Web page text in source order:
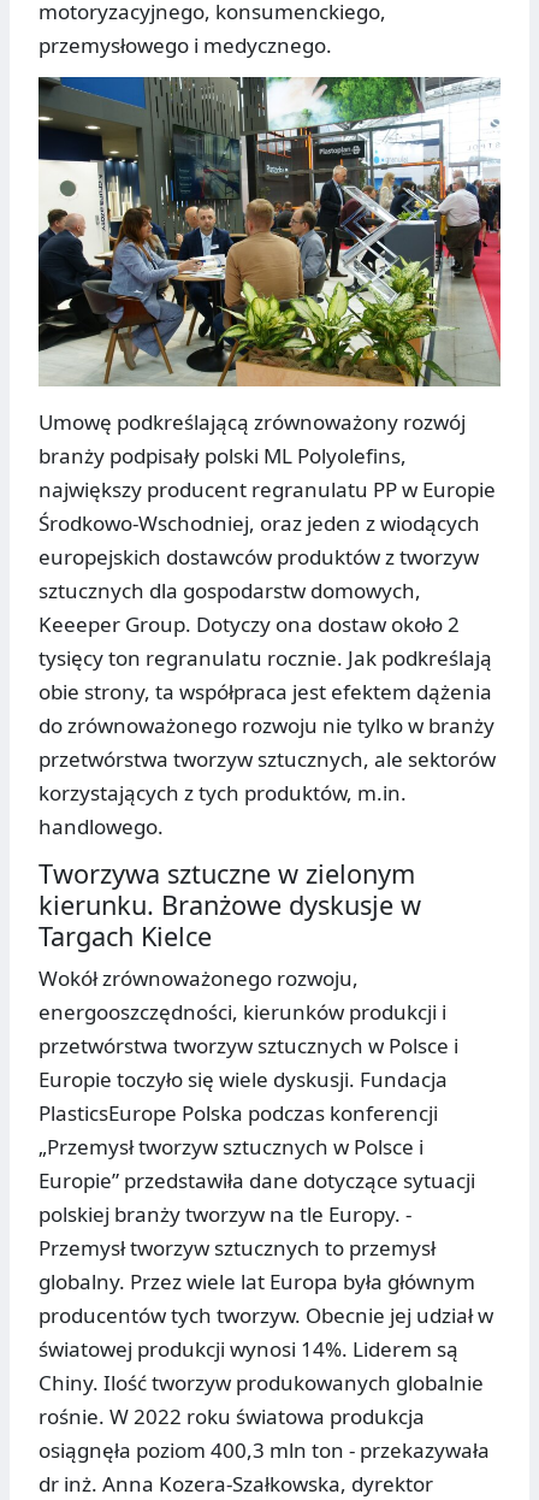
motoryzacyjnego, konsumenckiego,
przemysłowego i medycznego.
Umowę podkreślającą zrównoważony rozwój
branży podpisały polski ML Polyolefins,
największy producent regranulatu PP w Europie
Środkowo-Wschodniej, oraz jeden z wiodących
europejskich dostawców produktów z tworzyw
sztucznych dla gospodarstw domowych,
Keeeper Group. Dotyczy ona dostaw około 2
tysięcy ton regranulatu rocznie. Jak podkreślają
obie strony, ta współpraca jest efektem dążenia
do zrównoważonego rozwoju nie tylko w branży
przetwórstwa tworzyw sztucznych, ale sektorów
korzystających z tych produktów, m.in.
handlowego.
Tworzywa sztuczne w zielonym
kierunku. Branżowe dyskusje w
Targach Kielce
Wokół zrównoważonego rozwoju,
energooszczędności, kierunków produkcji i
przetwórstwa tworzyw sztucznych w Polsce i
Europie toczyło się wiele dyskusji. Fundacja
PlasticsEurope Polska podczas konferencji
„Przemysł tworzyw sztucznych w Polsce i
Europie” przedstawiła dane dotyczące sytuacji
polskiej branży tworzyw na tle Europy. -
Przemysł tworzyw sztucznych to przemysł
globalny. Przez wiele lat Europa była głównym
producentów tych tworzyw. Obecnie jej udział w
światowej produkcji wynosi 14%. Liderem są
Chiny. Ilość tworzyw produkowanych globalnie
rośnie. W 2022 roku światowa produkcja
osiągnęła poziom 400,3 mln ton - przekazywała
dr inż. Anna Kozera-Szałkowska, dyrektor